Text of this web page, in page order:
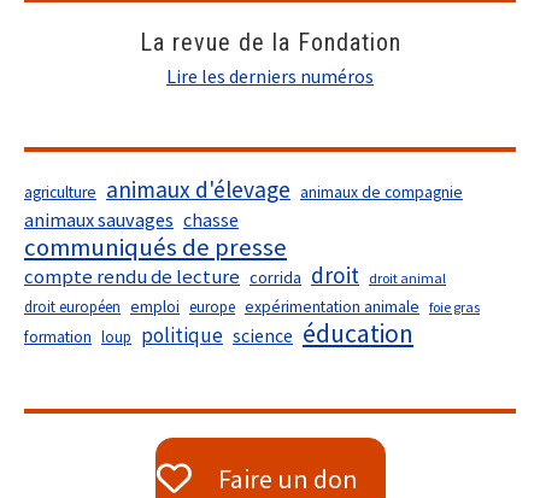
La revue de la Fondation
Lire les derniers numéros
agriculture animaux d'élevage animaux de compagnie
animaux sauvages chasse
communiqués de presse
compte rendu de lecture corrida droit droit animal
droit européen emploi europe expérimentation animale foie gras
formation loup politique science éducation
Faire un don